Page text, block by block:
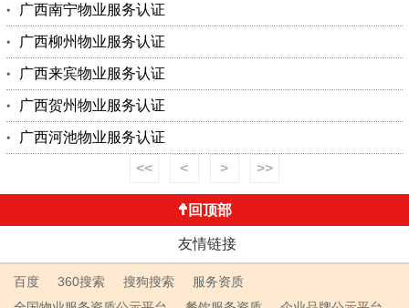
广西南宁物业服务认证
广西柳州物业服务认证
广西来宾物业服务认证
广西贺州物业服务认证
广西河池物业服务认证
<<
< > >>
回顶部
友情链接
百度 360搜索 搜狗搜索
服务资质